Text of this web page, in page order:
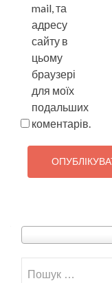
mail, та
адресу
сайту в
цьому
браузері
для моїх
подальших
коментарів.